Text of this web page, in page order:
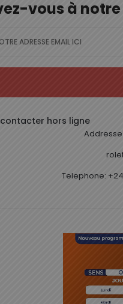
vous à
hors ligne
Telephone: